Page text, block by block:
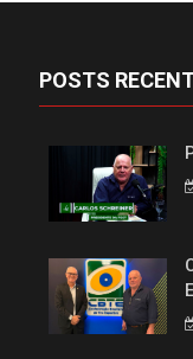
POSTS